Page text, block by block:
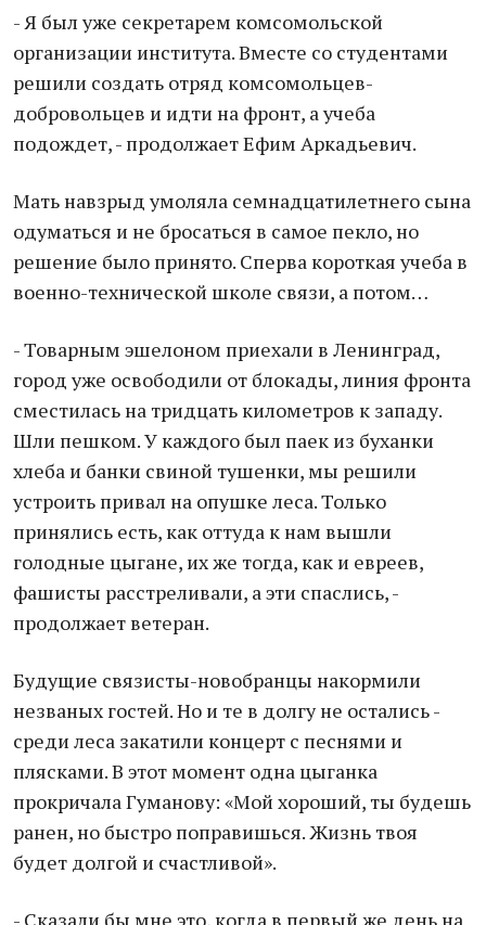
- Я был уже секретарем комсомольской
организации института. Вместе со студентами
решили создать отряд комсомольцев-
добровольцев и идти на фронт, а учеба
подождет, - продолжает Ефим Аркадьевич.
Мать навзрыд умоляла семнадцатилетнего сына
одуматься и не бросаться в самое пекло, но
решение было принято. Сперва короткая учеба в
военно-технической школе связи, а потом…
- Товарным эшелоном приехали в Ленинград,
город уже освободили от блокады, линия фронта
сместилась на тридцать километров к западу.
Шли пешком. У каждого был паек из буханки
хлеба и банки свиной тушенки, мы решили
устроить привал на опушке леса. Только
принялись есть, как оттуда к нам вышли
голодные цыгане, их же тогда, как и евреев,
фашисты расстреливали, а эти спаслись, -
продолжает ветеран.
Будущие связисты-новобранцы накормили
незваных гостей. Но и те в долгу не остались -
среди леса закатили концерт с песнями и
плясками. В этот момент одна цыганка
прокричала Гуманову: «Мой хороший, ты будешь
ранен, но быстро поправишься. Жизнь твоя
будет долгой и счастливой».
- Сказали бы мне это, когда в первый же день на